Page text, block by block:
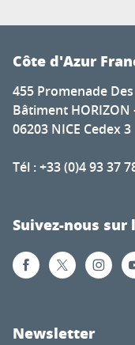
Côte d'Azur
455 Promenade
Bâtiment HORIZON
06203 NICE Cedex 3
Tél : +33 (0)4 93 37
Suivez-nous sur
Newsletter